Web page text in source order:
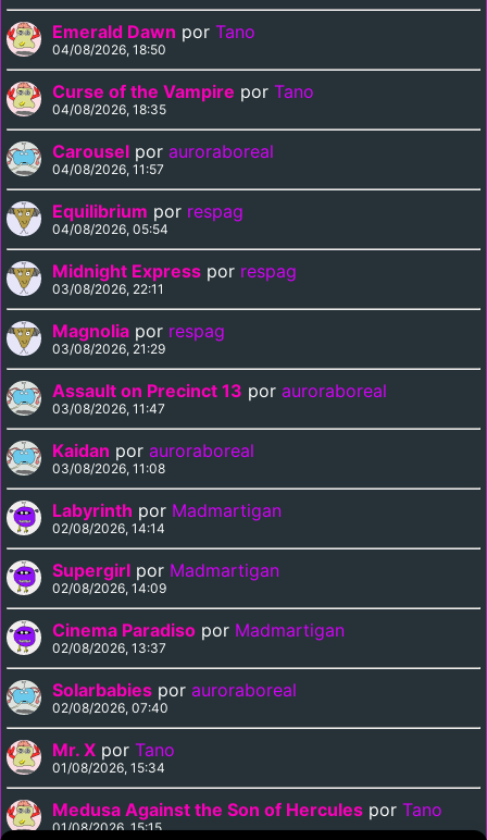
Emerald Dawn por Tano
04/08/2026, 18:50
Curse of the Vampire por Tano
04/08/2026, 18:35
Carousel por auroraboreal
04/08/2026, 11:57
Equilibrium por respag
04/08/2026, 05:54
Midnight Express por respag
03/08/2026, 22:11
Magnolia por respag
03/08/2026, 21:29
Assault on Precinct 13 por auroraboreal
03/08/2026, 11:47
Kaidan por auroraboreal
03/08/2026, 11:08
Labyrinth por Madmartigan
02/08/2026, 14:14
Supergirl por Madmartigan
02/08/2026, 14:09
Cinema Paradiso por Madmartigan
02/08/2026, 13:37
Solarbabies por auroraboreal
02/08/2026, 07:40
Mr. X por Tano
01/08/2026, 15:34
Medusa Against the Son of Hercules por Tano
01/08/2026, 15:15